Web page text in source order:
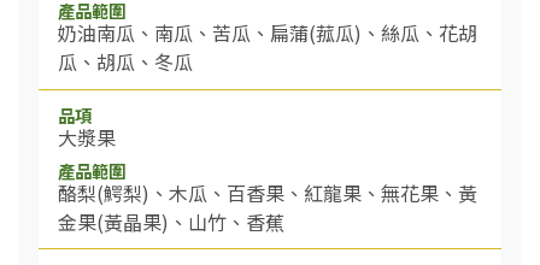
奶油南瓜、南瓜、苦瓜、扁蒲(菰瓜)、絲瓜、花胡
瓜、胡瓜、冬瓜
大漿果
酪梨(鰐梨)、木瓜、百香果、紅龍果、無花果、黃
金果(黃晶果)、山竹、香蕉